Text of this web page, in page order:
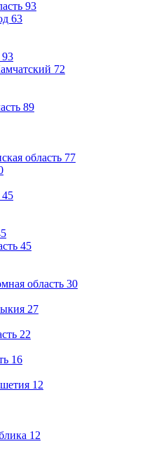
93
63
93
72
89
область 77
45
45
область 30
27
22
16
12
12